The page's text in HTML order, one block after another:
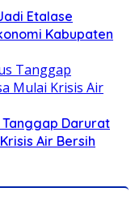
Etalase
Kabupaten
Darurat
Air Bersih